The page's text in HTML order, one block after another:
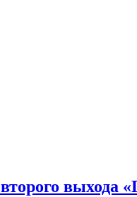
выхода